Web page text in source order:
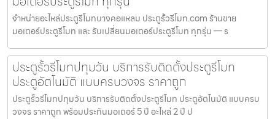
จำหน่ายอะไหล่ประตูรีโมทบางคอแหลม ประตูรั้วรีโมท.com ร้านขาย
มอเตอร์ประตูรีโมท และ รับเปลี่ยนมอเตอร์ประตูรีโมท ทุกรุ่น — ร
ประตูรั้วรีโมทปทุมวัน บริการรับติดตั้งประตูรีโมท
ประตูอัตโนมัติ แบบครบวงจร ราคาถูก
ประตูรั้วรีโมทปทุมวัน บริการรับติดตั้งประตูรีโมท ประตูอัตโนมัติ แบบครบ
วงจร ราคาถูก พร้อมประกันมอเตอร์ 5 ปี อะไหล่ 2 ปี ป